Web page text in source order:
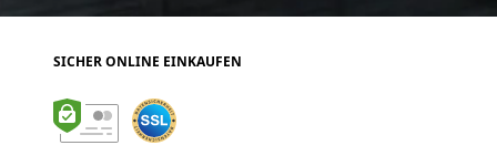
SICHER ONLINE EINKAUFEN